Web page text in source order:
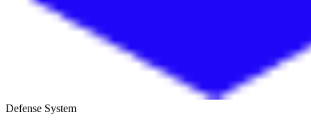
Defense System